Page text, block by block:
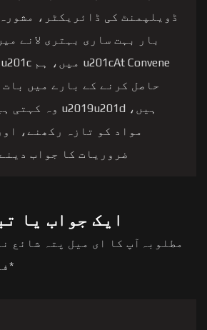
ڈویلپمنٹ کی ڈائریکٹر،
بار بہت ساری بہتری لانے
حاصل کرنے کے بارے میں
مواد کو تازہ رکھنے،
ضروریات کا جواب
ایک جواب یا
آپ کا ای میل پتہ شائع مطلوبہ
*